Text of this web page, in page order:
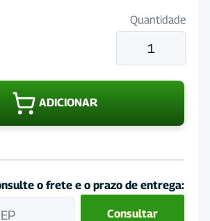
Quantidade
Ração
Quatree
Supreme
quantidade
ADICIONAR
o frete e o prazo de entrega:
Consultar